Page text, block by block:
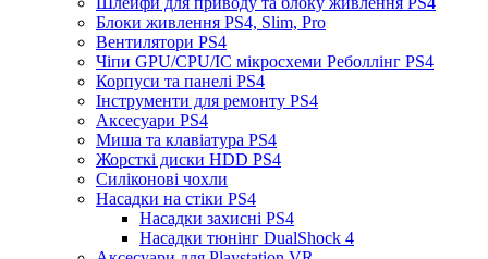
Блоки живлення PS4, Slim, Pro
Вентилятори PS4
Чіпи GPU/CPU/IC мікросхеми Реболлінг PS4
Корпуси та панелі PS4
Інструменти для ремонту PS4
Аксесуари PS4
Миша та клавіатура PS4
Жорсткі диски HDD PS4
Силіконові чохли
Насадки на стіки PS4
Насадки захисні PS4
Насадки тюнінг DualShock 4